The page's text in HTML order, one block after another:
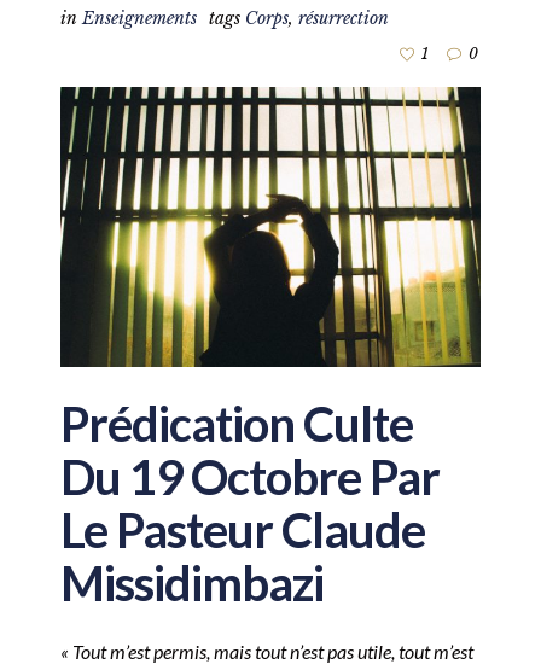
inEnseignements tags Corps, résurrection
1 0
Prédication Culte
Du 19 Octobre Par
Le Pasteur Claude
Missidimbazi
« Tout m’est permis, mais tout n’est pas utile, tout m’est